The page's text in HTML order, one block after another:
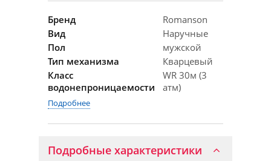
Бренд
Romanson
Вид
Наручные
Пол
мужской
Тип механизма
Кварцевый
Класс
водонепроницаемости
WR 30м (3
атм)
Подробнее
Подробные характеристики